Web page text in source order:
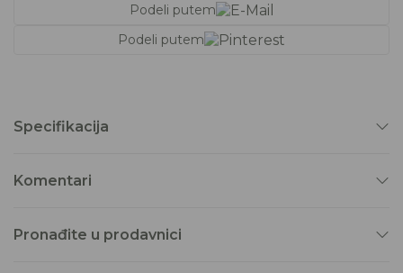
Podeli putem
Podeli putem
Specifikacija
Komentari
Pronađite u prodavnici